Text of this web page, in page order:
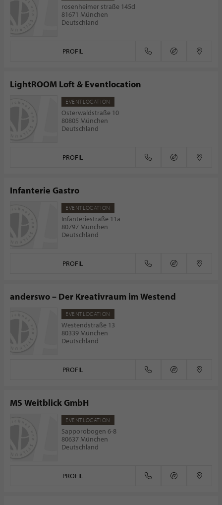
rosenheimer straße 145d
81671 München
Deutschland
PROFIL
LightROOM Loft & Eventlocation
EVENTLOCATION
Osterwaldstraße 10
80805 München
Deutschland
PROFIL
Infanterie Gastro
EVENTLOCATION
Infanteriestraße 11a
80797 München
Deutschland
PROFIL
anderswo – Der Kreativraum im Westend
EVENTLOCATION
Westendstraße 13
80339 München
Deutschland
PROFIL
MS Weitblick GmbH
EVENTLOCATION
Sapporobogen 6-8
80637 München
Deutschland
PROFIL